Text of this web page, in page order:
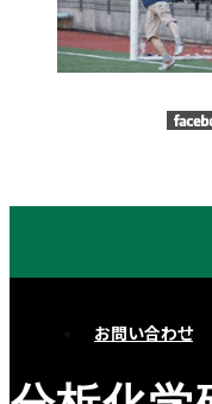
お問い合わせ